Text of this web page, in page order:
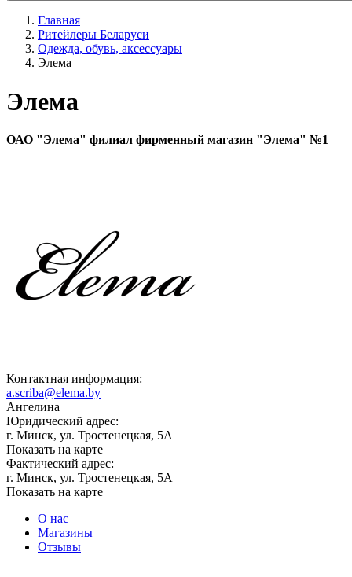
Главная
Ритейлеры Беларуси
Одежда, обувь, аксессуары
Элема
Элема
ОАО "Элема" филиал фирменный магазин "Элема" №1
Контактная информация:
a.scriba@elema.by
Ангелина
Юридический адрес:
г. Минск, ул. Тростенецкая, 5А
Показать на карте
Фактический адрес:
г. Минск, ул. Тростенецкая, 5А
Показать на карте
О нас
Магазины
Отзывы